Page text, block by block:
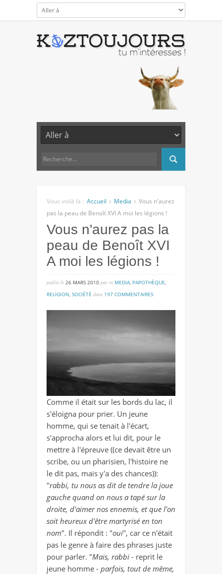
Vous voilà là : Accueil Media
Vous n'aurez
pas la peau de Benoît XVI A moi les légions !
Vous n'aurez pas la
peau de Benoît XVI
A moi les légions !
publié lé 26 MARS 2010 par in MEDIA PAPOTHÈQUE
RELIGION SOCIÉTÉ dans 197 COMMENTAIRESsur
peau
de
benoît
légions
!
Comme il était sur les bords du lac, il
s'éloigna pour prier. Un jeune
homme, qui se tenait à l'écart,
s'approcha alors et lui dit, pour le
mettre à l'épreuve ((ce devait être un
scribe, ou un pharisien, l'histoire ne
le dit pas, mais y'a des chances)):
"rabbi, tu nous as dit de tendre la joue
gauche quand on nous a tapé sur la
droite, d'aimer nos ennemis, et que l'on
soit heureux d'être martyrisé en ton
nom". Il répondit : "oui", car ce n'était
pas le genre à faire des phrases juste
pour parler. "Mais, rabbi - reprit le
jeune homme - parfois, tout de même,